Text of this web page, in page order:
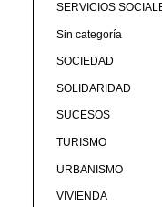
SERVICIOS
Sin categoría
SOCIEDAD
SOLIDARIDAD
SUCESOS
TURISMO
URBANISMO
VIVIENDA